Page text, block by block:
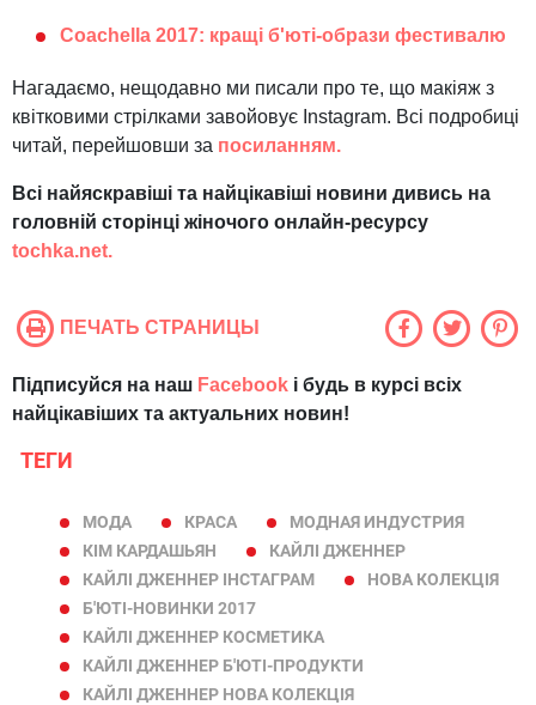
Coachella 2017: кращі б'юті-образи фестивалю
Нагадаємо, нещодавно ми писали про те, що макіяж з
квітковими стрілками завойовує Instagram. Всі подробиці
читай, перейшовши за посиланням.
Всі найяскравіші та найцікавіші новини дивись на
головній сторінці жіночого онлайн-ресурсу
tochka.net.
ПЕЧАТЬ СТРАНИЦЫ
Підписуйся на наш Facebook і будь в курсі всіх
найцікавіших та актуальних новин!
ТЕГИ
МОДА КРАСА
МОДНАЯ ИНДУСТРИЯ
КІМ КАРДАШЬЯН
КАЙЛІ ДЖЕННЕР
КАЙЛІ ДЖЕННЕР ІНСТАГРАМ
НОВА КОЛЕКЦІЯ
Б'ЮТІ-НОВИНКИ 2017
КАЙЛІ ДЖЕННЕР КОСМЕТИКА
КАЙЛІ ДЖЕННЕР Б'ЮТІ-ПРОДУКТИ
КАЙЛІ ДЖЕННЕР НОВА КОЛЕКЦІЯ